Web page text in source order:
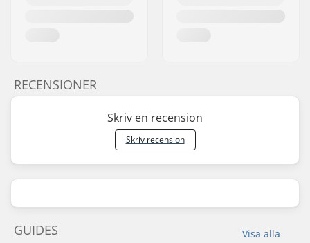
RECENSIONER
Skriv en recension
Skriv recension
Visa alla
GUIDES